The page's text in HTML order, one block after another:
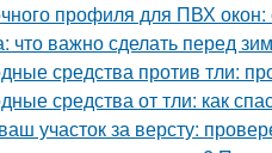
профиля для ПВХ
что важно сделать перед
средства против тли:
средства от тли: как
участок за версту: